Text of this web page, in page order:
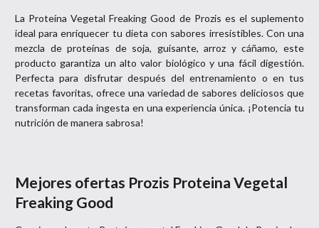
La Proteína Vegetal Freaking Good de Prozis es el suplemento
ideal para enriquecer tu dieta con sabores irresistibles. Con una
mezcla de proteínas de soja, guisante, arroz y cáñamo, este
producto garantiza un alto valor biológico y una fácil digestión.
Perfecta para disfrutar después del entrenamiento o en tus
recetas favoritas, ofrece una variedad de sabores deliciosos que
transforman cada ingesta en una experiencia única. ¡Potencia tu
nutrición de manera sabrosa!
Mejores ofertas Prozis Proteina Vegetal
Freaking Good